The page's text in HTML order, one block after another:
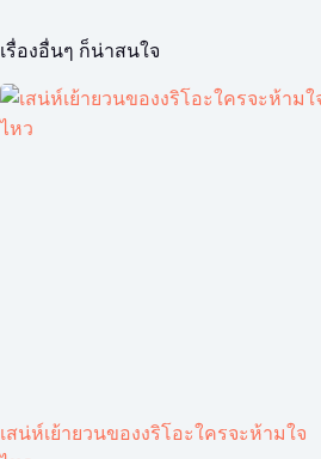
เรื่องอื่นๆ ก็น่าสนใจ
เสน่ห์เย้ายวนของงริโอะใครจะห้ามใจ